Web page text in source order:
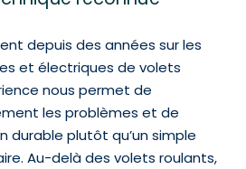
depuis des années sur les
et électriques de volets
nous permet de
les problèmes et de
durable plutôt qu’un simple
Au-delà des volets roulants,